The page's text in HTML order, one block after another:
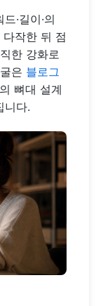
·길이·의
작한 뒤 점
한 강화로
은 블로그
뼈대 설계
니다.